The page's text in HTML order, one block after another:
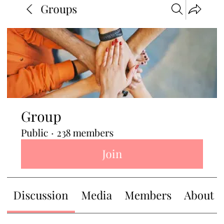
Groups
Group
Public · 238 members
Join
Discussion Media Members About